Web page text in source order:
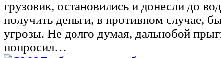
грузовик, остановились и донесли до
получить деньги, в противном случае,
угрозы. Не долго думая, дальнобой
попросил…